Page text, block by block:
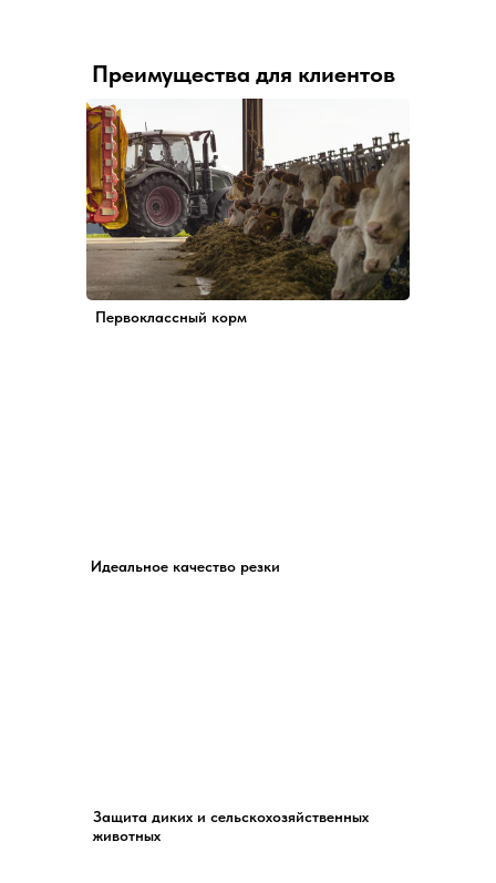
Первоклассный корм
Идеальное качество резки
Преимущества для клиентов
Защита диких и сельскохозяйственных
животных